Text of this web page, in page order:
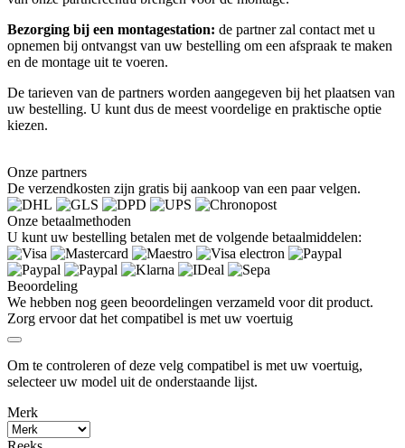
Bezorging bij een montagestation: de partner zal contact met u
opnemen bij ontvangst van uw bestelling om een afspraak te maken
en de montage uit te voeren.
De tarieven van de partners worden aangegeven bij het plaatsen van
uw bestelling. U kunt dus de meest voordelige en praktische optie
kiezen.
Onze partners
De verzendkosten zijn gratis bij aankoop van een paar velgen.
Onze betaalmethoden
U kunt uw bestelling betalen met de volgende betaalmiddelen:
Beoordeling
We hebben nog geen beoordelingen verzameld voor dit product.
Zorg ervoor dat het compatibel is met uw voertuig
Om te controleren of deze velg compatibel is met uw voertuig,
selecteer uw model uit de onderstaande lijst.
Merk